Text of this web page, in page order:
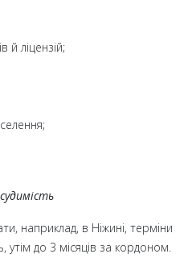
й ліцензій;
наприклад, в Ніжині, терміни
утім до 3 місяців за кордоном.